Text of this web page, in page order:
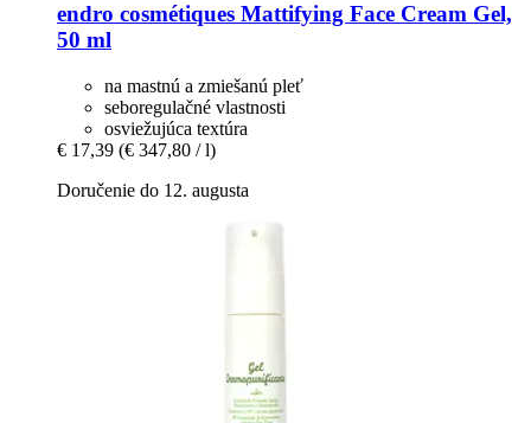
endro cosmétiques Mattifying Face Cream Gel,
50 ml
na mastnú a zmiešanú pleť
seboregulačné vlastnosti
osviežujúca textúra
€ 17,39 (€ 347,80 / l)
Doručenie do 12. augusta